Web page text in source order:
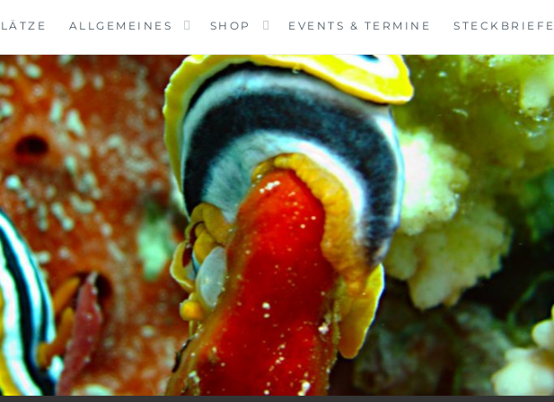
ALLGEMEINES SHOP EVENTS & TERMINE STECKBRIEFE